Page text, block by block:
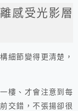
感受光影層
細節變得更清楚，
樓、才會注意到每
交錯，不張揚卻很